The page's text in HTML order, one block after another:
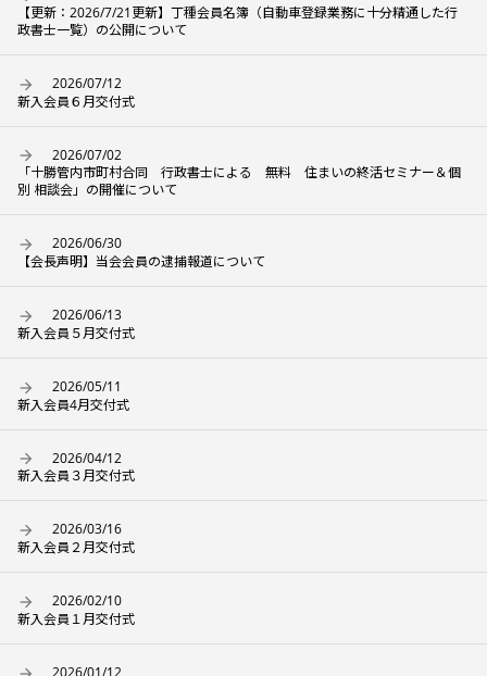
【更新：2026/7/21更新】丁種会員名簿（自動車登録業務に十分精通した行
政書士一覧）の公開について
2026/07/12
新入会員６月交付式
2026/07/02
「十勝管内市町村合同 行政書士による 無料 住まいの終活セミナー＆個
別 相談会」の開催について
2026/06/30
【会長声明】当会会員の逮捕報道について
2026/06/13
新入会員５月交付式
2026/05/11
新入会員4月交付式
2026/04/12
新入会員３月交付式
2026/03/16
新入会員２月交付式
2026/02/10
新入会員１月交付式
2026/01/12